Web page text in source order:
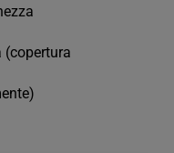
(copertura